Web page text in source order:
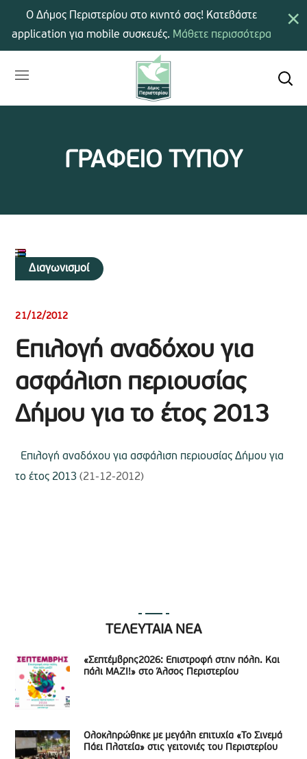
ΓΡΑΦΕΙΟ ΤΥΠΟΥ
Διαγωνισμοί
21/12/2012
Επιλογή αναδόχου για
ασφάλιση περιουσίας
Δήμου για το έτος 2013
Επιλογή αναδόχου για ασφάλιση περιουσίας Δήμου για
το έτος 2013(21-12-2012)
ΤΕΛΕΥΤΑΙΑ ΝΕΑ
«Σεπτέμβρης2026: Επιστροφή στην πόλη. Και
πάλι ΜΑΖΙ!» στο Άλσος Περιστερίου
Ολοκληρώθηκε με μεγάλη επιτυχία «Το Σινεμά
Πάει Πλατεία» στις γειτονιές του Περιστερίου
×
Ο Δήμος Περιστερίου στο κινητό σας! Κατεβάστε
application για mobile συσκευές. Μάθετε περισσότερα